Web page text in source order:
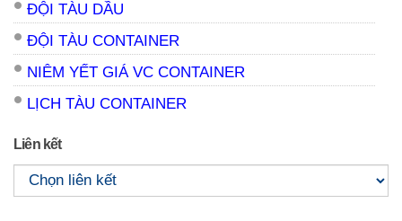
ĐỘI TÀU DẦU
ĐỘI TÀU CONTAINER
NIÊM YẾT GIÁ VC CONTAINER
LỊCH TÀU CONTAINER
Liên kết